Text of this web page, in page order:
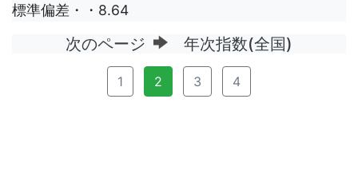
標準偏差・・8.64
次のページ 年次指数(全国)
1 2 3 4